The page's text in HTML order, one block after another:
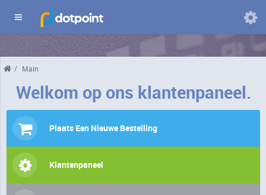
Domeinen
taal
/ Main
Welkom op ons klantenpaneel.
Plaats Een Nieuwe Bestelling
Klantenpaneel